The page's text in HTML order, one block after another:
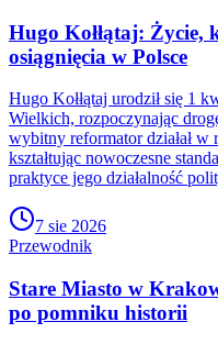
Hugo Kołłątaj: Życie,
osiągnięcia w Polsce
Hugo Kołłątaj urodził się 1
Wielkich, rozpoczynając
wybitny reformator działał
kształtując nowoczesne
praktyce jego działalność
7 sie 2026
Przewodnik
Stare Miasto w
po pomniku historii